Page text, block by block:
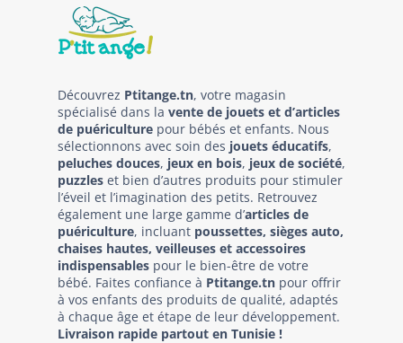
Découvrez Ptitange.tn, votre magasin
spécialisé dans la vente de jouets et d’articles
de puériculture pour bébés et enfants. Nous
sélectionnons avec soin des jouets éducatifs,
peluches douces, jeux en bois, jeux de société,
puzzles et bien d’autres produits pour stimuler
l’éveil et l’imagination des petits. Retrouvez
également une large gamme d’articles de
puériculture, incluant poussettes, sièges auto,
chaises hautes, veilleuses et accessoires
indispensables pour le bien-être de votre
bébé. Faites confiance à Ptitange.tn pour offrir
à vos enfants des produits de qualité, adaptés
à chaque âge et étape de leur développement.
Livraison rapide partout en Tunisie !